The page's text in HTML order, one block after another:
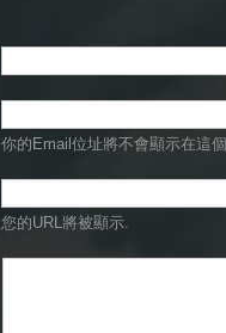
你的Email位址將不會顯示在這
您的URL將被顯示.